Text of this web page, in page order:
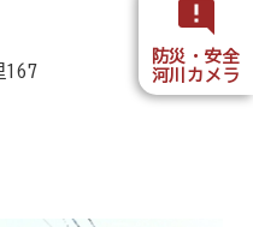
167
防災・安全
河川カメラ